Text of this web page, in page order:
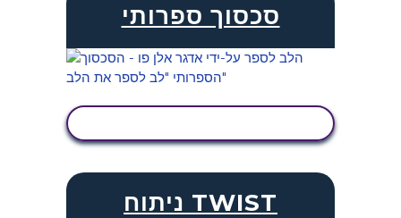
סכסוך ספרותי
ניתוח TWIST